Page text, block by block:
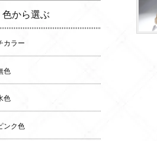
色から選ぶ
カラー
色
色
ンク色